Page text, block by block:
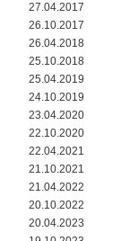
27.04.2017
26.10.2017
26.04.2018
25.10.2018
25.04.2019
24.10.2019
23.04.2020
22.10.2020
22.04.2021
21.10.2021
21.04.2022
20.10.2022
20.04.2023